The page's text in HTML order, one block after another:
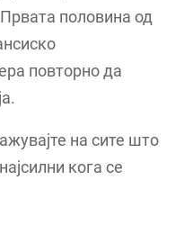
Првата половина од
повторно да
на сите што
кога се